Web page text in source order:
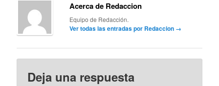
Acerca de Redaccion
Equipo de Redacción.
Ver todas las entradas por Redaccion →
Deja una respuesta